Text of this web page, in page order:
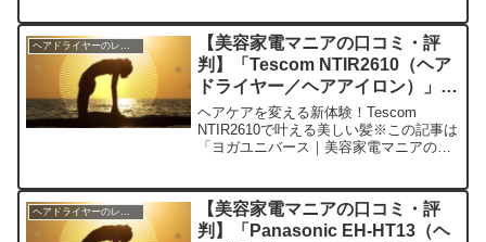
集部が紹介したいのが「Babyliss...
ヘアドライヤーのレビュー
【美容家電マニアの口コミ・評
判】「Tescom NTIR2610（ヘア
ドライヤー／ヘアアイロン）」を
実際に使ってみた正直感想
ヘアケアを変える新体験！Tescom
NTIR2610で叶える美しい髪※この記事は
「ヨガユニバース｜美容家電マニアの口
は「Tescom NTIR2610」というヘアド
ラ...
ヘアドライヤーのレビュー
【美容家電マニアの口コミ・評
判】「Panasonic EH-HT13（ヘ